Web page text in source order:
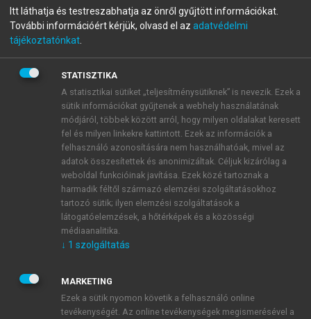
fiókoddal,vagy hozz létre új fiókot.
A regisztráció után apróbaidőszakautomatikusan
BELÉPÉS SAJÁT FIÓKKAL
ÚJ FIÓK LÉTREHOZÁSA
1 óra díjmentes hozzáférés
E-MAIL-CÍM
JELSZÓ
Itt láthatja és testreszabhatja az önről gyűjtött információkat.
További információért kérjük, olvasd el az adatvédelmi
tájékoztatónkat
STATISZTIKA
A statisztikai sütiket „teljesítménysütiknek” is nevezik. Ezek a
sütik információkat gyűjtenek a webhely használatának
módjáról, többek között arról, hogy milyen oldalakat keresett
fel és milyen linkekre kattintott. Ezek az információk a
felhasználó azonosítására nem használhatóak, mivel az
adatok összesítettek és anonimizáltak. Céljuk kizárólag a
weboldal funkcióinak javítása. Ezek közé tartoznak a
harmadik féltől származó elemzési szolgáltatásokhoz
tartozó sütik; ilyen elemzési szolgáltatások a
látogatóelemzések, a hőtérképek és a közösségi
médiaanalitika.
↓ 1 szolgáltatás
MARKETING
Ezek a sütik nyomon követik a felhasználó online
tevékenységét. Az online tevékenységek megismerésével a